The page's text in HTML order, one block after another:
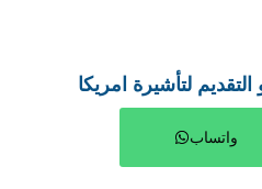
لتأشيرة امريكا
واتساب